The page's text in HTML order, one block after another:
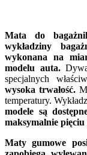
Mata do
wykładziny
wykonana na
modelu auta.
specjalnych
wysoka trwałość.
temperatury.
modele są
maksymalnie
Maty gumowe